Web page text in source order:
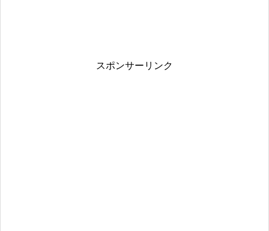
スポンサーリンク